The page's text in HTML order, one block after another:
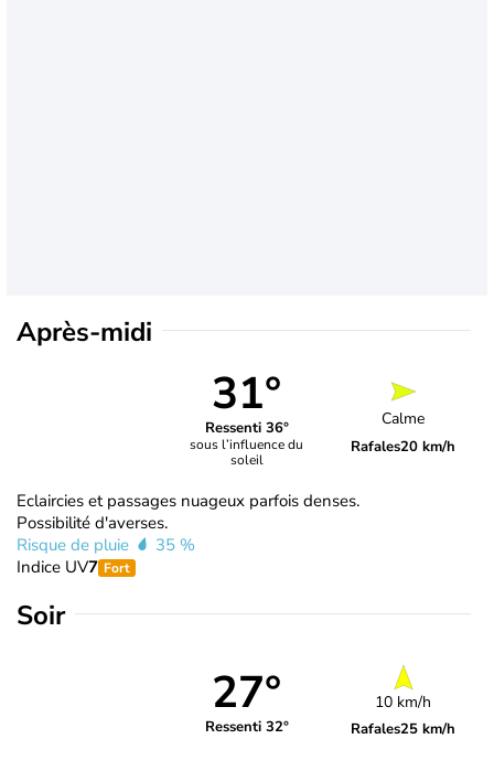
Après-midi
31°
Ressenti 36°
sous l’influence du
soleil
Calme
Rafales20 km/h
Eclaircies et passages nuageux parfois denses.
Possibilité d'averses.
Risque de pluie
35 %
Indice UV7 Fort
Soir
27°
Ressenti 32°
10 km/h
Rafales25 km/h